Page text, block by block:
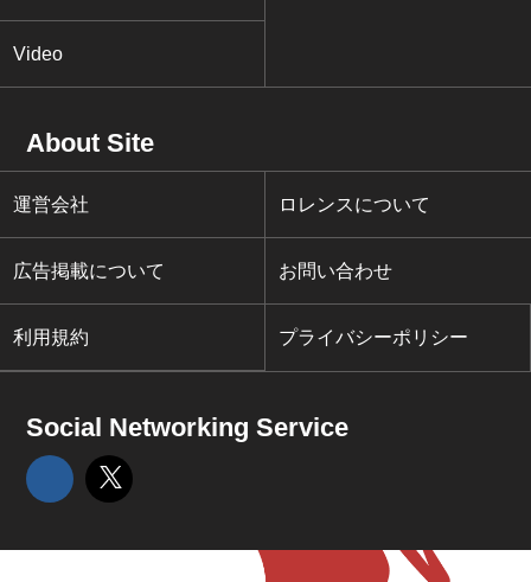
Video
About Site
運営会社 ロレンスについて
広告掲載について お問い合わせ
利用規約 プライバシーポリシー
Social Networking Service